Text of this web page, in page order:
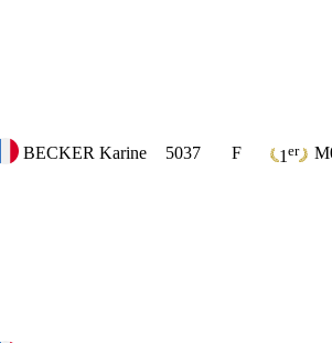
BECKER Karine 5037 F 1 er